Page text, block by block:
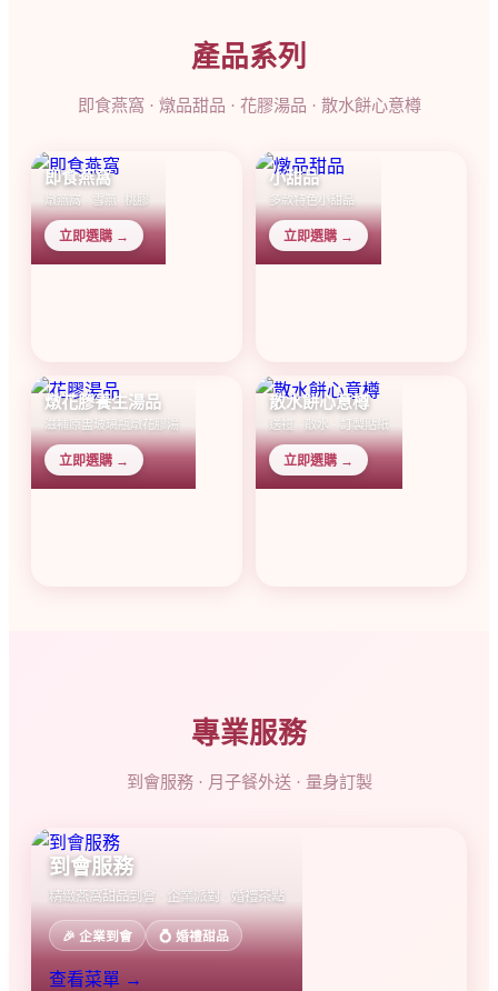
產品系列
即食燕窩 · 燉品甜品 · 花膠湯品 · 散水餅心意樽
即食燕窩
燉燕窩 · 雪燕· 桃膠
立即選購 →
小甜品
多款特色小甜品
立即選購 →
燉花膠養生湯品
滋補原盅玻璃瓶燉花膠湯
立即選購 →
散水餅心意樽
送禮 · 散水 · 訂製貼紙
立即選購 →
專業服務
到會服務 · 月子餐外送 · 量身訂製
到會服務
精緻燕窩甜品到會 · 企業派對 · 婚禮茶點
🎉 企業到會 💍 婚禮甜品
查看菜單 →